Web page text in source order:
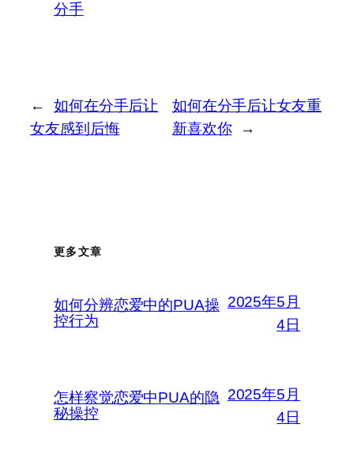
分手
←
如何在分手后让
女友感到后悔
如何在分手后让女友重
新喜欢你
→
更多文章
如何分辨恋爱中的PUA操
控行为
2025年5月
4日
怎样察觉恋爱中PUA的隐
秘操控
2025年5月
4日